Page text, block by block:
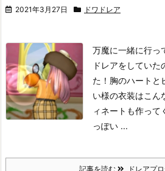
2021年3月27日 ドワドレア
万魔に一緒に行っ
ドレアをしてい
た！胸のハートと
い様の衣装はこん
ィネートも作って
っぽい ...
記事を読む ドレアプ